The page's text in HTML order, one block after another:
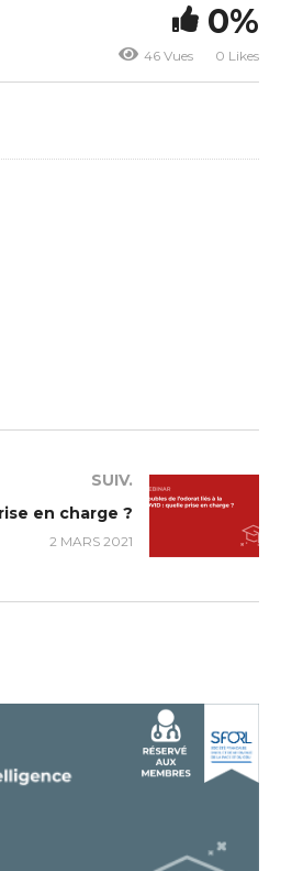
0%
46 Vues 0 Likes
SUIV.
en charge ?
2 MARS 2021